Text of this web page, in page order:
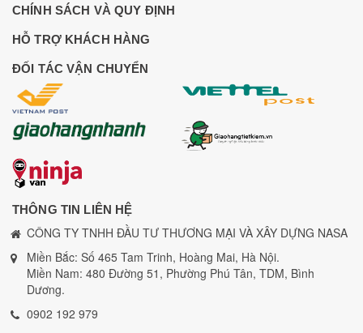
CHÍNH SÁCH VÀ QUY ĐỊNH
HỖ TRỢ KHÁCH HÀNG
ĐỐI TÁC VẬN CHUYỂN
THÔNG TIN LIÊN HỆ
CÔNG TY TNHH ĐẦU TƯ THƯƠNG MẠI VÀ XÂY DỰNG NASA
Miền Bắc: Số 465 Tam Trinh, Hoàng Mai, Hà Nội.
Miền Nam: 480 Đường 51, Phường Phú Tân, TDM, Bình
Dương.
0902 192 979